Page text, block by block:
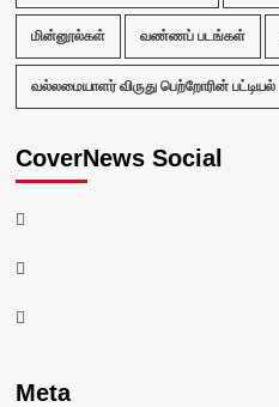
மின்னூல்கள் வண்ணப் படங்கள்
வல்லமையாளர் விருது பெற்றோரின் பட்டியல்
CoverNews Social
Facebook
Twitter
Youtube
Meta